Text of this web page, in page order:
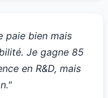
paie bien mais
Je gagne 85
en R&D, mais